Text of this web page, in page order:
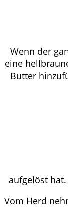
Wenn der
eine
Butter
aufgelöst hat.
Vom Herd